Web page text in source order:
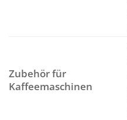
Zubehör für
Kaffeemaschinen